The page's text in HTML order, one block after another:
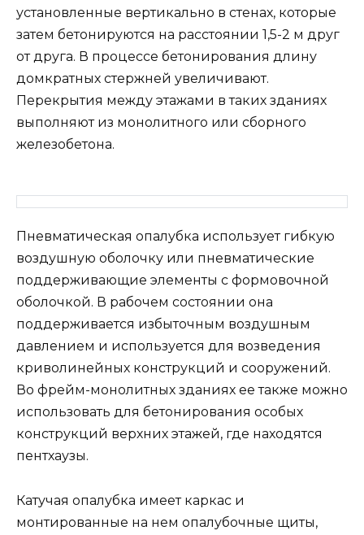
установленные вертикально в стенах, которые
затем бетонируются на расстоянии 1,5-2 м друг
от друга. В процессе бетонирования длину
домкратных стержней увеличивают.
Перекрытия между этажами в таких зданиях
выполняют из монолитного или сборного
железобетона.
Пневматическая опалубка использует гибкую
воздушную оболочку или пневматические
поддерживающие элементы с формовочной
оболочкой. В рабочем состоянии она
поддерживается избыточным воздушным
давлением и используется для возведения
криволинейных конструкций и сооружений.
Во фрейм-монолитных зданиях ее также можно
использовать для бетонирования особых
конструкций верхних этажей, где находятся
пентхаузы.
Катучая опалубка имеет каркас и
монтированные на нем опалубочные щиты,